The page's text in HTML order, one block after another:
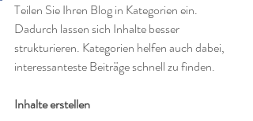
Teilen Sie Ihren Blog in Kategorien ein.
Dadurch lassen sich Inhalte besser
strukturieren. Kategorien helfen auch dabei,
interessanteste Beiträge schnell zu finden.
Inhalte erstellen